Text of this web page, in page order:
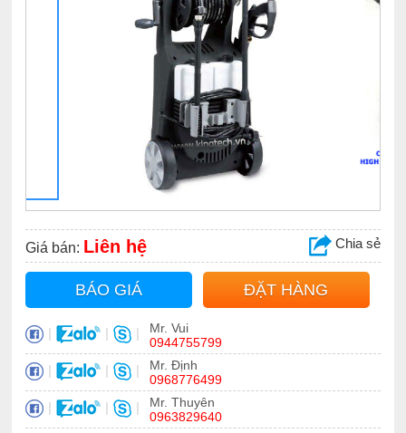
Giá bán: Liên hệ Chia sẻ
BÁO GIÁ ĐẶT HÀNG
| | |
Mr. Vui
0944755799
| | |
Mr. Định
0968776499
| | |
Mr. Thuyên
0963829640